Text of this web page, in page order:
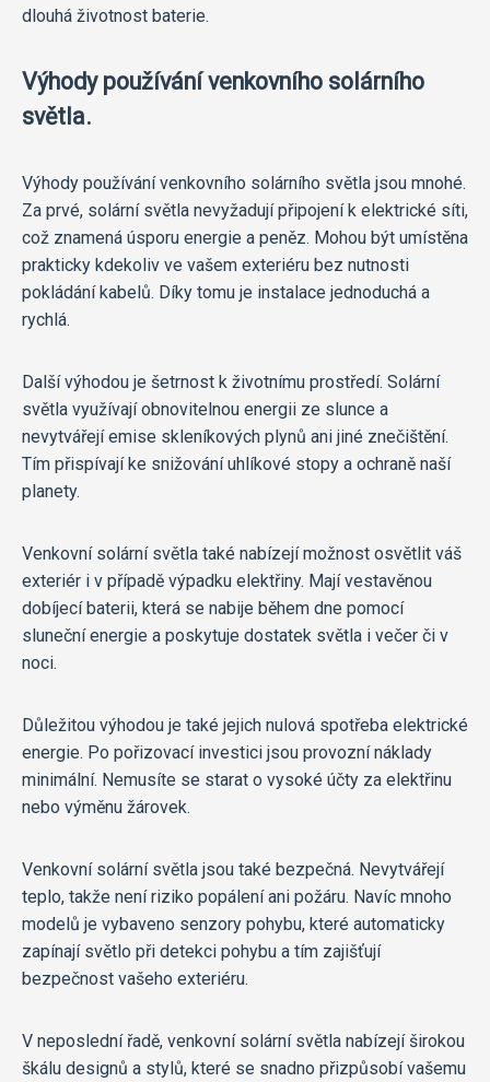
dlouhá životnost baterie.
Výhody používání venkovního solárního
světla.
Výhody používání venkovního solárního světla jsou mnohé.
Za prvé, solární světla nevyžadují připojení k elektrické síti,
což znamená úsporu energie a peněz. Mohou být umístěna
prakticky kdekoliv ve vašem exteriéru bez nutnosti
pokládání kabelů. Díky tomu je instalace jednoduchá a
rychlá.
Další výhodou je šetrnost k životnímu prostředí. Solární
světla využívají obnovitelnou energii ze slunce a
nevytvářejí emise skleníkových plynů ani jiné znečištění.
Tím přispívají ke snižování uhlíkové stopy a ochraně naší
planety.
Venkovní solární světla také nabízejí možnost osvětlit váš
exteriér i v případě výpadku elektřiny. Mají vestavěnou
dobíjecí baterii, která se nabije během dne pomocí
sluneční energie a poskytuje dostatek světla i večer či v
noci.
Důležitou výhodou je také jejich nulová spotřeba elektrické
energie. Po pořizovací investici jsou provozní náklady
minimální. Nemusíte se starat o vysoké účty za elektřinu
nebo výměnu žárovek.
Venkovní solární světla jsou také bezpečná. Nevytvářejí
teplo, takže není riziko popálení ani požáru. Navíc mnoho
modelů je vybaveno senzory pohybu, které automaticky
zapínají světlo při detekci pohybu a tím zajišťují
bezpečnost vašeho exteriéru.
V neposlední řadě, venkovní solární světla nabízejí širokou
škálu designů a stylů, které se snadno přizpůsobí vašemu